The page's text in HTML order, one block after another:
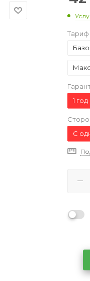
Тариф
1 год
С